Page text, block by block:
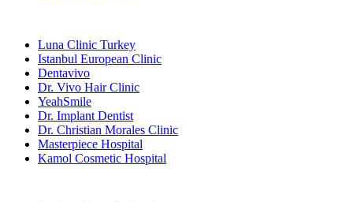
Luna Clinic Turkey
Istanbul European Clinic
Dentavivo
Dr. Vivo Hair Clinic
YeahSmile
Dr. Implant Dentist
Dr. Christian Morales Clinic
Masterpiece Hospital
Kamol Cosmetic Hospital